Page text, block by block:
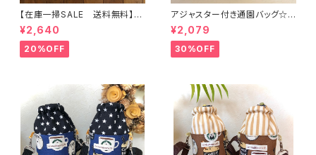
【在庫一掃SALE 送料無料】通
園バッグ☆32×43マチ6cm☆
【ピーチ柄】★TB.39 幼稚園バ
ッグ トートバッグ キルティン
グ レッスンバッグ 桃 女の
a☆ほしぞら
¥2,640
20%OFF
アジャスター付き通園バッグ☆3
0×43cm 【恐竜柄】 ★B. 13 男
の子 キルティング 絵本バッ
グ ダイナソー ｜通園通学用
のかわいい巾着袋や入園オーダ
¥2,079
30%OFF